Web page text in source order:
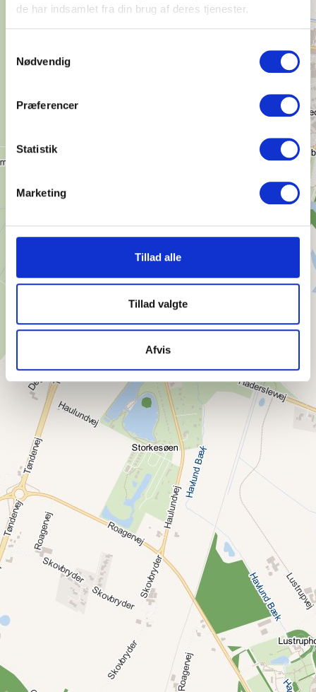
de har indsamlet fra din brug af deres tjenester.
Nødvendig
Præferencer
Statistik
Marketing
Tillad alle
Tillad valgte
Afvis